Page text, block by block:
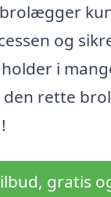
og
i
den rette
gratis